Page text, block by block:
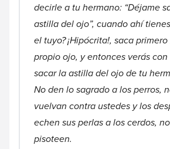
decirle a tu hermano: “Déjame
astilla del ojo”, cuando ahí
el tuyo?¡Hipócrita!, saca
propio ojo, y entonces verás
sacar la astilla del ojo de tu
No den lo sagrado a los perros,
vuelvan contra ustedes y los
echen sus perlas a los cerdos,
pisoteen.